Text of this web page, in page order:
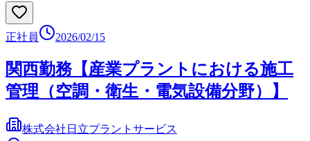
正社員 2026/02/15
関西勤務【産業プラントにおける施工
管理（空調・衛生・電気設備分野）】
株式会社日立プラントサービス